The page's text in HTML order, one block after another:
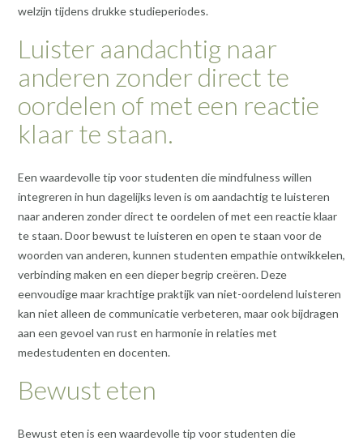
welzijn tijdens drukke studieperiodes.
Luister aandachtig naar
anderen zonder direct te
oordelen of met een reactie
klaar te staan.
Een waardevolle tip voor studenten die mindfulness willen
integreren in hun dagelijks leven is om aandachtig te luisteren
naar anderen zonder direct te oordelen of met een reactie klaar
te staan. Door bewust te luisteren en open te staan voor de
woorden van anderen, kunnen studenten empathie ontwikkelen,
verbinding maken en een dieper begrip creëren. Deze
eenvoudige maar krachtige praktijk van niet-oordelend luisteren
kan niet alleen de communicatie verbeteren, maar ook bijdragen
aan een gevoel van rust en harmonie in relaties met
medestudenten en docenten.
Bewust eten
Bewust eten is een waardevolle tip voor studenten die